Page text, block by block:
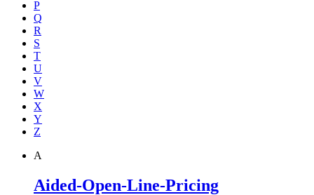
P
Q
R
S
T
U
V
W
X
Y
Z
A
Aided-Open-Line-Pricing